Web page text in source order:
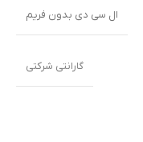
ال سی دی بدون فریم
گارانتی شرکتی